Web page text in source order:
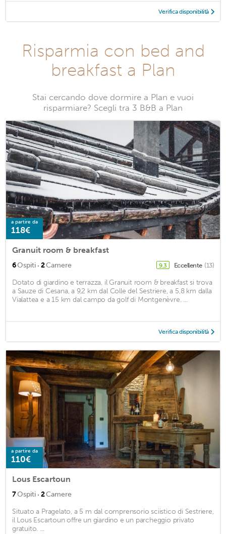
Verifica disponibilità
Risparmia con bed and
breakfast a Plan
Stai cercando dove dormire a Plan e vuoi
risparmiare? Scegli tra 3 B&B a Plan
a partire da
118€
Granuit room & breakfast
6Ospiti · 2Camere 9,3 Eccellente (13)
Dotato di giardino e terrazza, il Granuit room & breakfast si trova
a Sauze di Cesana, a 9,2 km dal Colle del Sestriere, a 5,8 km dalla
Vialattea e a 15 km dal campo da golf di Montgenèvre. ...
Verifica disponibilità
a partire da
110€
Lous Escartoun
7Ospiti · 2Camere
Situato a Pragelato, a 5 m dal comprensorio sciistico di Sestriere,
il Lous Escartoun offre un giardino e un parcheggio privato
gratuito. ...